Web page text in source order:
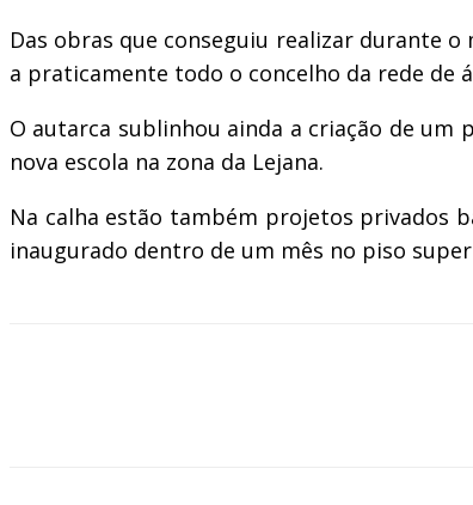
Das obras que conseguiu realizar durante
a praticamente todo o concelho da rede de
O autarca sublinhou ainda a criação de
nova escola na zona da Lejana.
Na calha estão também projetos privados
inaugurado dentro de um mês no piso